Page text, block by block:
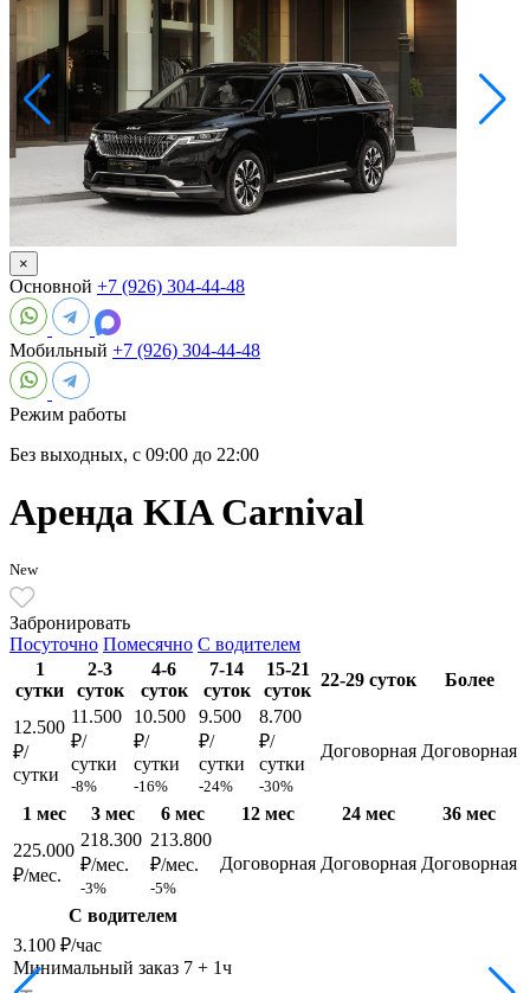
×
Основной +7 (926) 304-44-48
Мобильный +7 (926) 304-44-48
Режим работы
Без выходных, с 09:00 до 22:00
Аренда KIA Carnival
New
Забронировать
Посуточно Помесячно С водителем
1
сутки
2-3
суток
4-6
суток
7-14
суток
15-21
суток
22-29 суток Более
12.500
₽/
сутки
11.500
₽/
сутки
-8%
10.500
₽/
сутки
-16%
9.500
₽/
сутки
-24%
8.700
₽/
сутки
-30%
Договорная Договорная
1 мес 3 мес 6 мес 12 мес 24 мес
36 мес
225.000
₽/мес.
218.300
₽/мес.
-3%
213.800
₽/мес.
-5%
Договорная Договорная Договорная
С водителем
3.100 ₽/час
Минимальный заказ 7 + 1ч